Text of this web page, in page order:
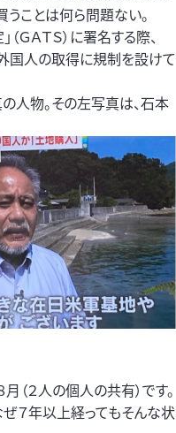
ことは何ら問題ない。
ＧＡＴＳ）に署名する際、
国人の取得に規制を設けて
人物。その左写真は、石本
（２人の個人の共有）です。
７年以上経ってもそんな状